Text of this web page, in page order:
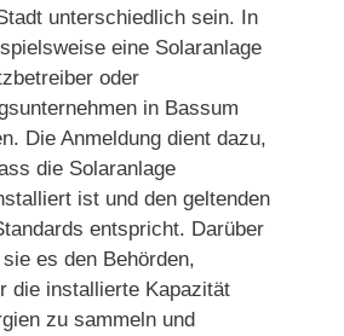
unterschiedlich sein. In
eine Solaranlage
oder
in Bassum
Die Anmeldung dient dazu,
die Solaranlage
ist und den geltenden
entspricht. Darüber
es den Behörden,
die installierte Kapazität
zu sammeln und